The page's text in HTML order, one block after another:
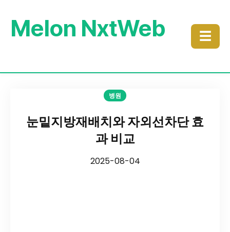
Melon NxtWeb ☰
병원
눈밑지방재배치와 자외선차단 효
과 비교
2025-08-04